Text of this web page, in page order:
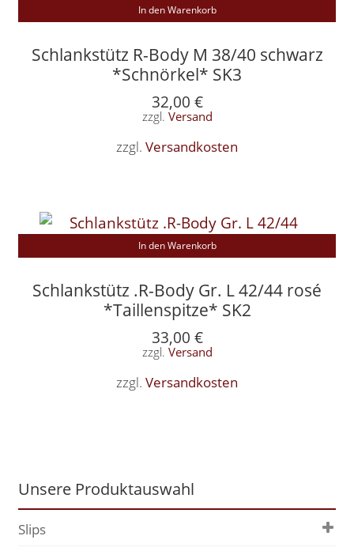
Schlankstütz R-Body M 38/40 schwarz
*Schnörkel* SK3
32,00 €
zzgl. Versand
zzgl. Versandkosten
In den Warenkorb
Schlankstütz .R-Body Gr. L 42/44 rosé
*Taillenspitze* SK2
33,00 €
zzgl. Versand
zzgl. Versandkosten
In den Warenkorb
Unsere Produktauswahl
Slips